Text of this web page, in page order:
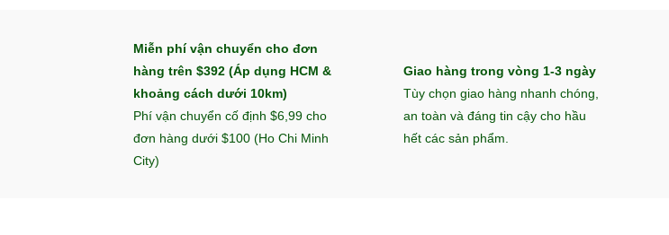
Miễn phí vận chuyển cho đơn
hàng trên $392 (Áp dụng HCM &
khoảng cách dưới 10km)
Phí vận chuyển cố định $6,99 cho
đơn hàng dưới $100 (Ho Chi Minh
City)
Giao hàng trong vòng 1-3 ngày
Tùy chọn giao hàng nhanh chóng,
an toàn và đáng tin cậy cho hầu
hết các sản phẩm.